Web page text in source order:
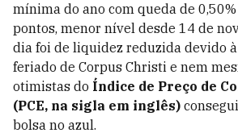
mínima do ano com queda de
pontos, menor nível desde 14 de
dia foi de liquidez reduzida devido
feriado de Corpus Christi e nem
otimistas do Índice de Preço de
(PCE, na sigla em inglês)
bolsa no azul.